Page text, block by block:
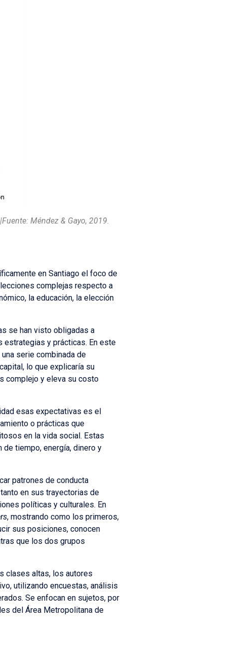
Méndez & Gayo, 2019.
en Santiago el foco de
complejas respecto a
la educación, la elección
se han visto obligadas a
estrategias y prácticas. En este
serie combinada de
lo que explicaría su
complejo y eleva su costo
esas expectativas es el
o prácticas que
en la vida social. Estas
de tiempo, energía, dinero y
patrones de conducta
en sus trayectorias de
políticas y culturales. En
, mostrando como los primeros,
sus posiciones, conocen
que los dos grupos
clases altas, los autores
utilizando encuestas, análisis
Se enfocan en sujetos, por
del Área Metropolitana de